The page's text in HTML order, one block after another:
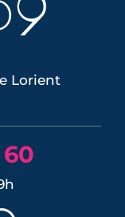
Lorient